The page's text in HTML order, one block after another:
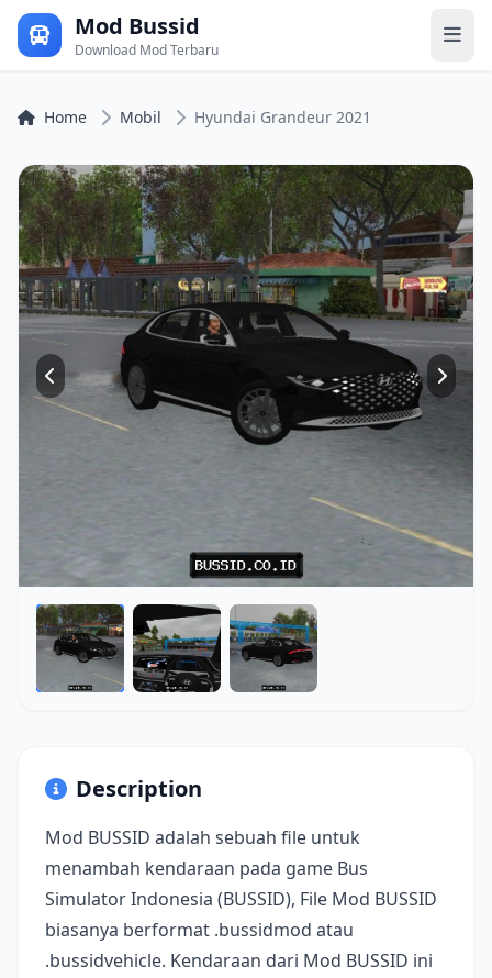
Mod Bussid
Download Mod Terbaru
Home Mobil Hyundai Grandeur 2021
Description
Mod BUSSID adalah sebuah file untuk
menambah kendaraan pada game Bus
Simulator Indonesia (BUSSID), File Mod BUSSID
biasanya berformat .bussidmod atau
.bussidvehicle. Kendaraan dari Mod BUSSID ini